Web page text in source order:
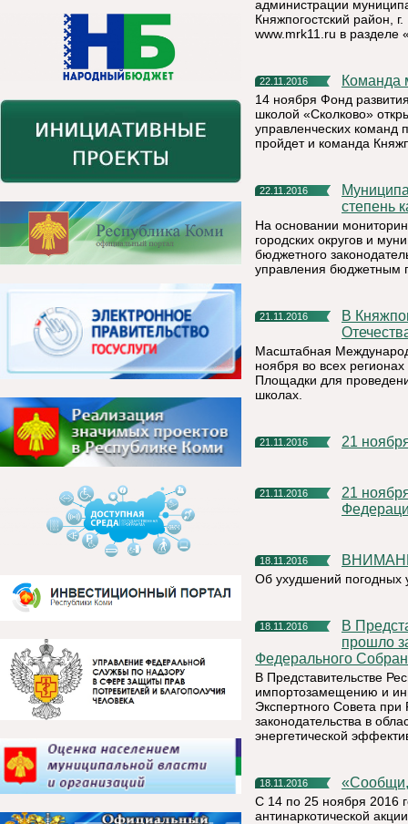
администрации
Княжпогостский район,
www.mrk11.ru в разделе
22.11.2016
14 ноября Фонд
школой «Сколково»
управленческих команд
пройдет и команда
22.11.2016
Муниципальному району «Княжпогостский» присвоена I
степень
На основании
городских округов и
бюджетного
управления бюджетным
21.11.2016
В Княжпогостском районе напишут Тест по истории
Масштабная
ноября во всех
Площадки для
школах.
21.11.2016 21
21.11.2016
21 ноября – День работников налоговых органов Российской
18.11.2016
Об ухудшений погодных
18.11.2016
В Представительстве Республики Коми в Санкт-Петербурге
прошло
Федерального
В Представительстве
импортозамещению и
Экспертного Совета
законодательства в
энергетической
18.11.2016
С 14 по 25 ноября 2016
антинаркотической